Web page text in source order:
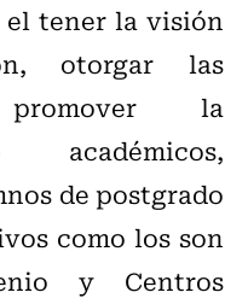
tener la visión
otorgar las
la
de postgrado
como los son
y Centros